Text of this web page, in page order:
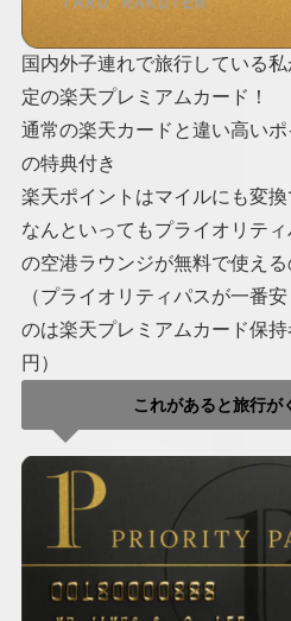
国内外子連れで旅行している
定の楽天プレミアムカード！
通常の楽天カードと違い高い
の特典付き
楽天ポイントはマイルにも変換
なんといってもプライオリテ
の空港ラウンジが無料で使える
（プライオリティパスが一番
のは楽天プレミアムカード保
円）
これがあると旅行が